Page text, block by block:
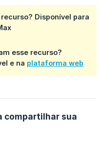
Disponível para
esse recurso?
e na plataforma web
compartilhar sua